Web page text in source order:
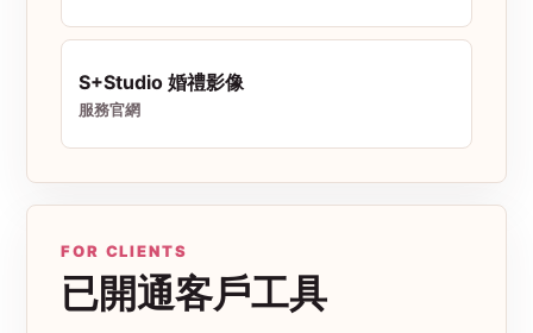
S+Studio 婚禮影像
服務官網
FOR CLIENTS
已開通客戶工具